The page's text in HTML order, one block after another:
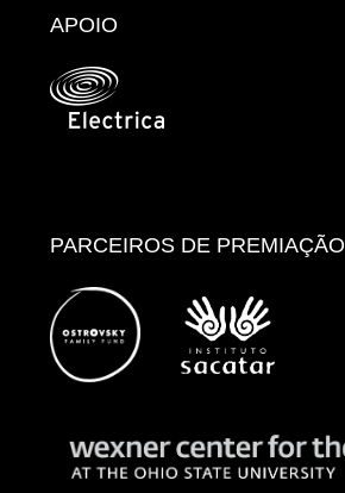
APOIO
PARCEIROS DE PREMIAÇÃO